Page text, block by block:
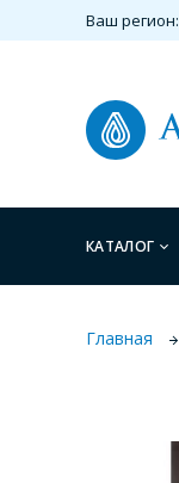
Ваш регион:
КАТАЛОГ
Главная